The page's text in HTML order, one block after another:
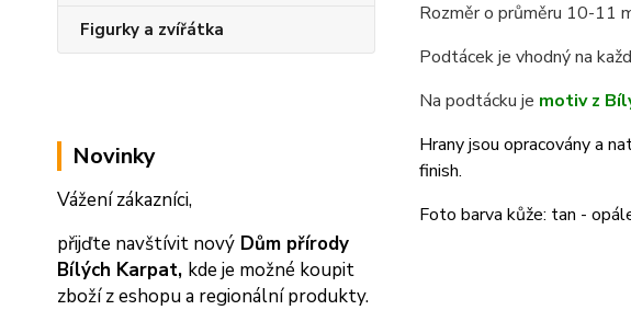
Figurky a zvířátka
Novinky
Vážení zákazníci,
přijďte navštívit nový Dům přírody
Bílých Karpat, kde je možné koupit
zboží z eshopu a regionální produkty.
Rozměr o průměru 10-11
Podtácek je vhodný na
Na podtácku je motiv z
Hrany jsou opracovány a
finish.
Foto barva kůže: tan -